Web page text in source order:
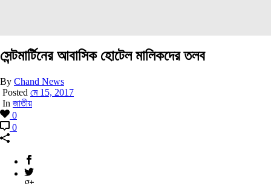
সেন্টমার্টিনের আবাসিক হোটেল মালিকদের তলব
By Chand News
Posted মে 15, 2017
In জাতীয়
0
0